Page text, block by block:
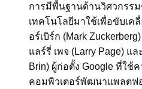
การมีพื้นฐานด้านวิศวกรรม
เทคโนโลยีมาใช้เพื่อขับเค
อร์เบิร์ก (Mark
แลร์รี่ เพจ (Larry Page) แล
Brin) ผู้ก่อตั้ง Google ที่ใช้
คอมพิวเตอร์พัฒนาแพลตฟ